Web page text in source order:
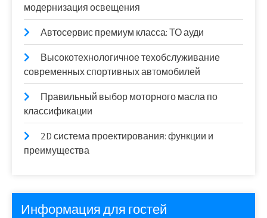
модернизация освещения
Автосервис премиум класса: ТО ауди
Высокотехнологичное техобслуживание
современных спортивных автомобилей
Правильный выбор моторного масла по
классификации
2D система проектирования: функции и
преимущества
Информация для гостей